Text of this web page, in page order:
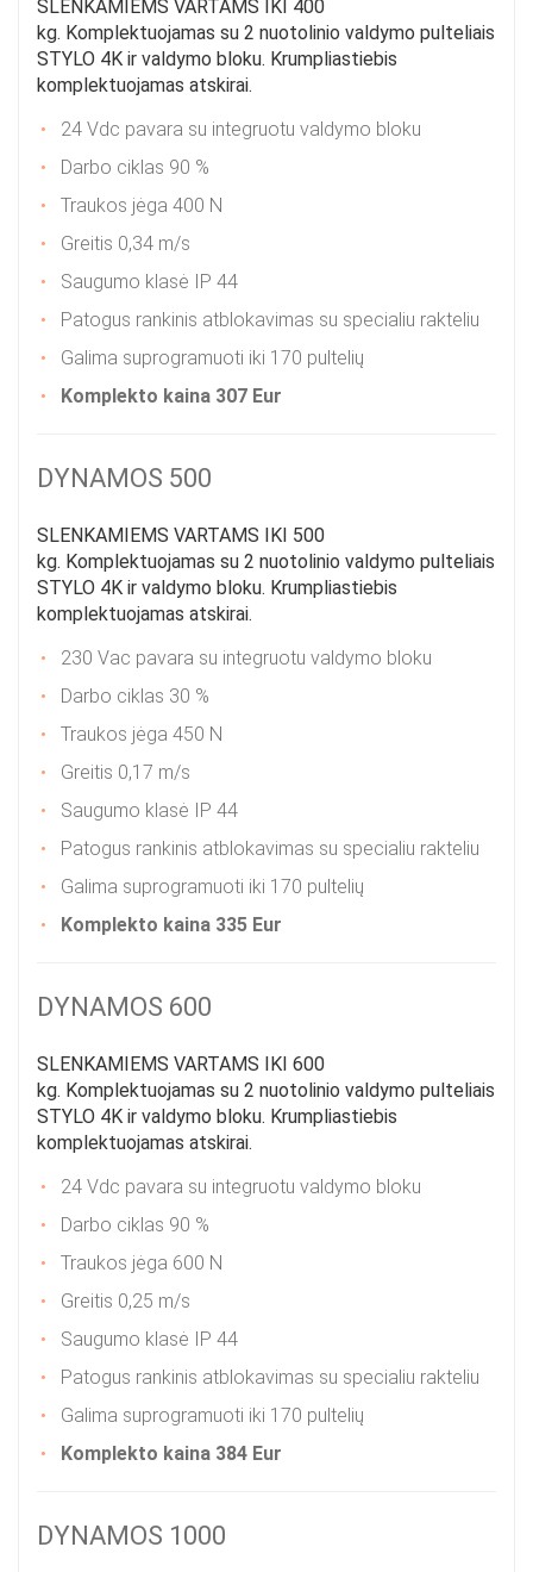
SLENKAMIEMS VARTAMS IKI 400
kg. Komplektuojamas su 2 nuotolinio valdymo pulteliais
STYLO 4K ir valdymo bloku. Krumpliastiebis
komplektuojamas atskirai.
24 Vdc pavara su integruotu valdymo bloku
Darbo ciklas 90 %
Traukos jėga 400 N
Greitis 0,34 m/s
Saugumo klasė IP 44
Patogus rankinis atblokavimas su specialiu rakteliu
Galima suprogramuoti iki 170 pultelių
Komplekto kaina 307 Eur
DYNAMOS 500
SLENKAMIEMS VARTAMS IKI 500
kg. Komplektuojamas su 2 nuotolinio valdymo pulteliais
STYLO 4K ir valdymo bloku. Krumpliastiebis
komplektuojamas atskirai.
230 Vac pavara su integruotu valdymo bloku
Darbo ciklas 30 %
Traukos jėga 450 N
Greitis 0,17 m/s
Saugumo klasė IP 44
Patogus rankinis atblokavimas su specialiu rakteliu
Galima suprogramuoti iki 170 pultelių
Komplekto kaina 335 Eur
DYNAMOS 600
SLENKAMIEMS VARTAMS IKI 600
kg. Komplektuojamas su 2 nuotolinio valdymo pulteliais
STYLO 4K ir valdymo bloku. Krumpliastiebis
komplektuojamas atskirai.
24 Vdc pavara su integruotu valdymo bloku
Darbo ciklas 90 %
Traukos jėga 600 N
Greitis 0,25 m/s
Saugumo klasė IP 44
Patogus rankinis atblokavimas su specialiu rakteliu
Galima suprogramuoti iki 170 pultelių
Komplekto kaina 384 Eur
DYNAMOS 1000